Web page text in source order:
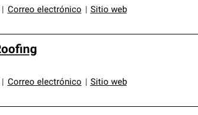
Correo electrónico Sitio web
Correo electrónico Sitio web